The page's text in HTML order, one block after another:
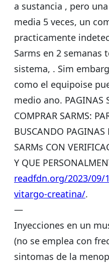
a sustancia , pero
media 5 veces, un
practicamente
Sarms en 2 semanas
sistema, . Sim
como el equipoise
medio ano. PAGINAS
COMPRAR SARMS:
BUSCANDO PAGINAS
SARMs CON
Y QUE
readfdn.org/2023/09/
vitargo-creatina/.
—
Inyecciones en un
(no se emplea con
sintomas de la